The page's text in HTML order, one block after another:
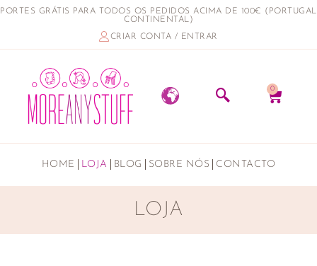
PORTES GRÁTIS PARA TODOS OS PEDIDOS ACIMA DE 100€ (PORTUGAL
CONTINENTAL)
CRIAR CONTA / ENTRAR
0
HOME LOJA BLOG SOBRE NÓS CONTACTO
LOJA